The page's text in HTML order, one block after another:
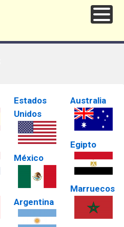
Estados
Unidos
México
Argentina
Australia
Egipto
Marruecos